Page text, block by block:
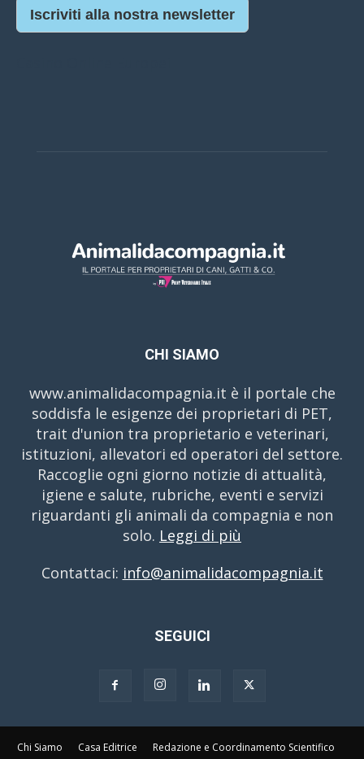
Iscriviti alla nostra newsletter
CHI SIAMO
www.animalidacompagnia.it è il portale che
soddisfa le esigenze dei proprietari di PET,
trait d'union tra proprietario e veterinari,
istituzioni, allevatori ed operatori del settore.
Raccoglie ogni giorno notizie di attualità,
igiene e salute, rubriche, eventi e servizi
riguardanti gli animali da compagnia e non
solo. Leggi di più
Contattaci: info@animalidacompagnia.it
SEGUICI
Chi Siamo Casa Editrice Redazione e Coordinamento Scientifico